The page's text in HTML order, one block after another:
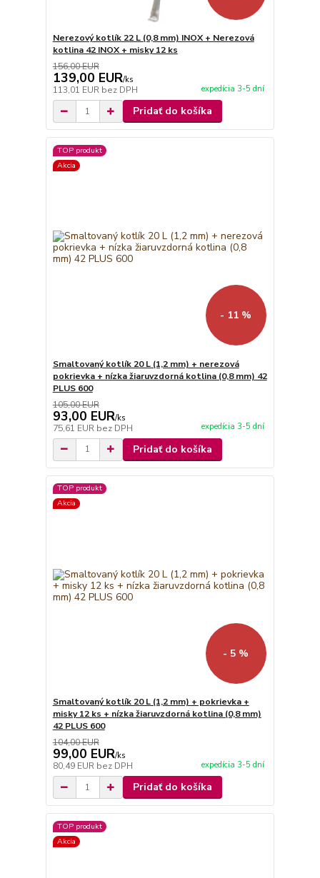
Nerezový kotlík 22 L (0,8 mm) INOX + Nerezová
kotlina 42 INOX + misky 12 ks
156,00 EUR
139,00 EUR/ks
113,01 EUR bez DPH expedícia 3-5 dní
Pridať do košíka
TOP produkt
Akcia
- 11 %
Smaltovaný kotlík 20 L (1,2 mm) + nerezová
pokrievka + nízka žiaruvzdorná kotlina (0,8 mm) 42
PLUS 600
105,00 EUR
93,00 EUR/ks
75,61 EUR bez DPH expedícia 3-5 dní
Pridať do košíka
TOP produkt
Akcia
- 5 %
Smaltovaný kotlík 20 L (1,2 mm) + pokrievka +
misky 12 ks + nízka žiaruvzdorná kotlina (0,8 mm)
42 PLUS 600
104,00 EUR
99,00 EUR/ks
80,49 EUR bez DPH expedícia 3-5 dní
Pridať do košíka
TOP produkt
Akcia